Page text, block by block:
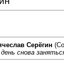
Серёгин
снова